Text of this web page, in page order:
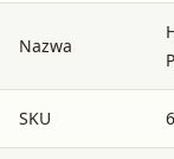
Nazwa
SKU